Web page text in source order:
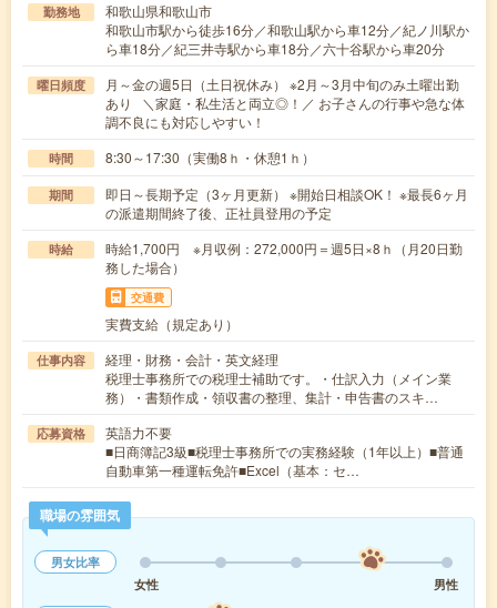
勤務地
和歌山県和歌山市
和歌山市駅から徒歩16分／和歌山駅から車12分／紀ノ川駅か
ら車18分／紀三井寺駅から車18分／六十谷駅から車20分
曜日頻度
月～金の週5日（土日祝休み） ※2月～3月中旬のみ土曜出勤
あり ＼家庭・私生活と両立◎！／ お子さんの行事や急な体
調不良にも対応しやすい！
時間 8:30～17:30（実働8ｈ・休憩1ｈ）
期間
即日～長期予定（3ヶ月更新） ※開始日相談OK！ ※最長6ヶ月
の派遣期間終了後、正社員登用の予定
時給
時給1,700円 ※月収例：272,000円＝週5日×8ｈ（月20日勤
務した場合）
交通費
実費支給（規定あり）
仕事内容
経理・財務・会計・英文経理
税理士事務所での税理士補助です。・仕訳入力（メイン業
務）・書類作成・領収書の整理、集計・申告書のスキ…
応募資格
英語力不要
■日商簿記3級■税理士事務所での実務経験（1年以上）■普通
自動車第一種運転免許■Excel（基本：セ…
職場の雰囲気
男女比率
女性
男性